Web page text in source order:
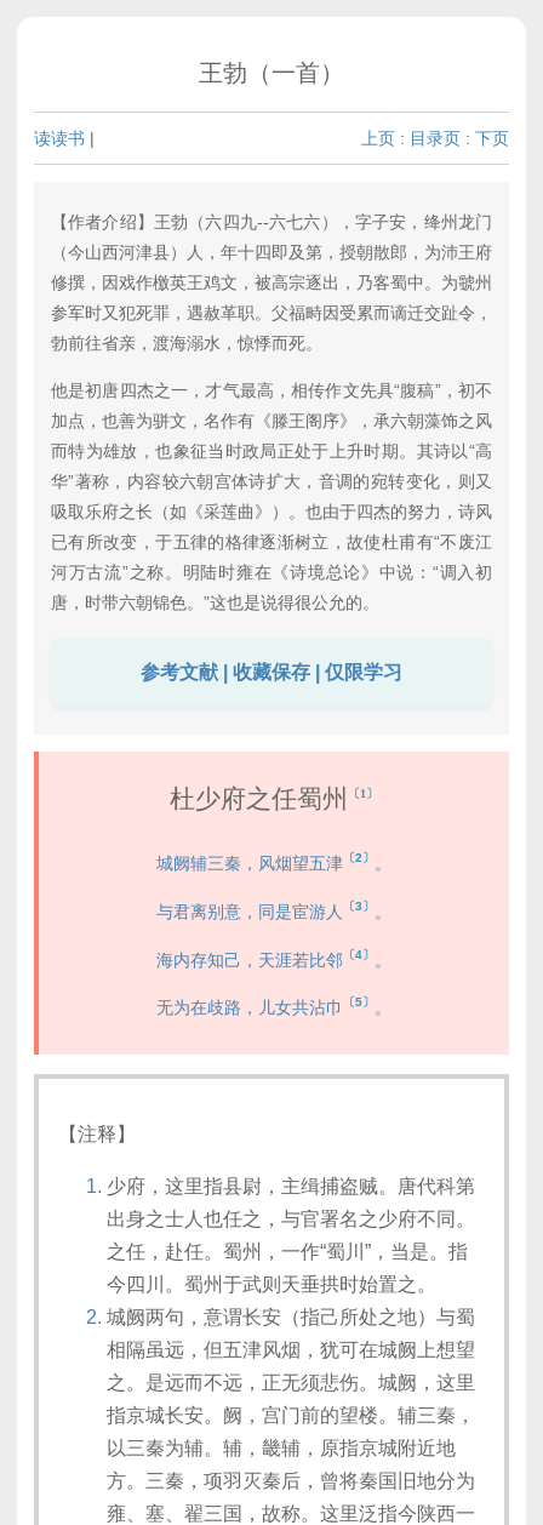
王勃（一首）
读读书 | 上页 : 目录页 : 下页
【作者介绍】王勃（六四九--六七六），字子安，绛州龙门
（今山西河津县）人，年十四即及第，授朝散郎，为沛王府
修撰，因戏作檄英王鸡文，被高宗逐出，乃客蜀中。为虢州
参军时又犯死罪，遇赦革职。父福畤因受累而谪迁交趾令，
勃前往省亲，渡海溺水，惊悸而死。
他是初唐四杰之一，才气最高，相传作文先具“腹稿”，初不
加点，也善为骈文，名作有《滕王阁序》，承六朝藻饰之风
而特为雄放，也象征当时政局正处于上升时期。其诗以“高
华”著称，内容较六朝宫体诗扩大，音调的宛转变化，则又
吸取乐府之长（如《采莲曲》）。也由于四杰的努力，诗风
已有所改变，于五律的格律逐渐树立，故使杜甫有“不废江
河万古流”之称。明陆时雍在《诗境总论》中说：“调入初
唐，时带六朝锦色。”这也是说得很公允的。
参考文献 | 收藏保存 | 仅限学习
杜少府之任蜀州 〔1〕
城阙辅三秦，风烟望五津 〔2〕 。
与君离别意，同是宦游人 〔3〕 。
海内存知己，天涯若比邻 〔4〕
无为在歧路，儿女共沾巾 〔5〕 。
【注释】
少府，这里指县尉，主缉捕盗贼。唐代科第
出身之士人也任之，与官署名之少府不同。
之任，赴任。蜀州，一作“蜀川”，当是。指
今四川。蜀州于武则天垂拱时始置之。
城阙两句，意谓长安（指己所处之地）与蜀
相隔虽远，但五津风烟，犹可在城阙上想望
之。是远而不远，正无须悲伤。城阙，这里
指京城长安。阙，宫门前的望楼。辅三秦，
以三秦为辅。辅，畿辅，原指京城附近地
方。三秦，项羽灭秦后，曾将秦国旧地分为
雍、塞、翟三国，故称。这里泛指今陕西一